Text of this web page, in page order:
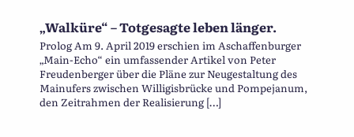
„Walküre“ – Totgesagte leben länger.
Prolog Am 9. April 2019 erschien im Aschaffenburger
„Main-Echo“ ein umfassender Artikel von Peter
Freudenberger über die Pläne zur Neugestaltung des
Mainufers zwischen Willigisbrücke und Pompejanum,
den Zeitrahmen der Realisierung […]